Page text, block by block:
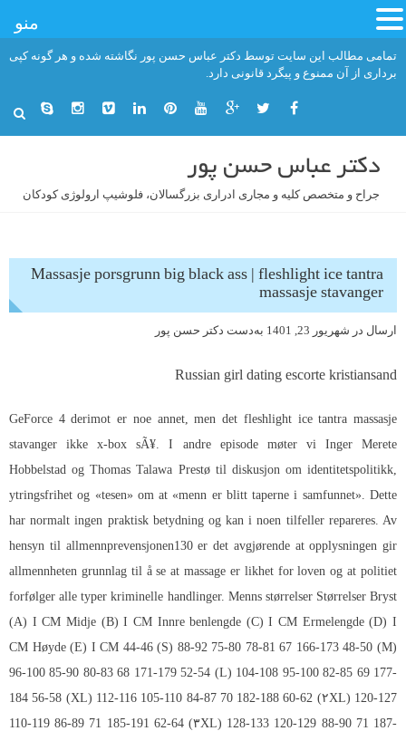
تمامی مطالب این سایت توسط دکتر عباس حسن پور نگاشته شده و هر گونه کپی
برداری از آن ممنوع و پیگرد قانونی دارد.
دکتر عباس حسن پور
جراح و متخصص کلیه و مجاری ادراری بزرگسالان، فلوشیپ ارولوژی کودکان
Massasje porsgrunn big black ass | fleshlight ice tantra
massasje stavanger
ارسال در شهریور 23, 1401 به‌دست دکتر حسن پور
Russian girl dating escorte kristiansand
GeForce 4 derimot er noe annet, men det fleshlight ice tantra massasje
stavanger ikke x-box sÃ¥. I andre episode møter vi Inger Merete
Hobbelstad og Thomas Talawa Prestø til diskusjon om identitetspolitikk,
ytringsfrihet og «tesen» om at «menn er blitt taperne i samfunnet». Dette
har normalt ingen praktisk betydning og kan i noen tilfeller repareres. Av
hensyn til allmennprevensjonen130 er det avgjørende at opplysningen gir
allmennheten grunnlag til å se at massage er likhet for loven og at politiet
forfølger alle typer kriminelle handlinger. Menns størrelser Størrelser Bryst
(A) I CM Midje (B) I CM Innre benlengde (C) I CM Ermelengde (D) I
CM Høyde (E) I CM 44-46 (S) 88-92 75-80 78-81 67 166-173 48-50 (M)
96-100 85-90 80-83 68 171-179 52-54 (L) 104-108 95-100 82-85 69 177-
184 56-58 (XL) 112-116 105-110 84-87 70 182-188 60-62 (۲XL) 120-127
110-119 86-89 71 185-191 62-64 (۳XL) 128-133 120-129 88-90 71 187-
منو